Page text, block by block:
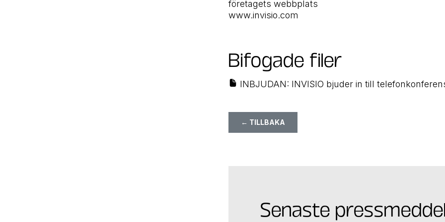
företagets webbplats
www.invisio.com
Bifogade filer
INBJUDAN: INVISIO bjuder in till
← TILLBAKA
Senaste